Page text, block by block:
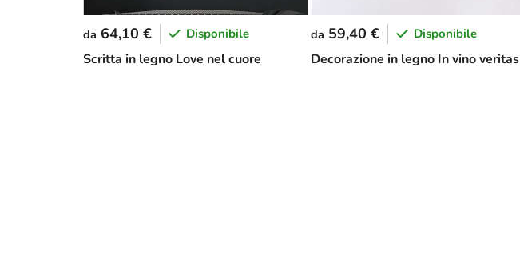
Scritta in legno Love nel cuore
da 64,10 € Disponibile
Decorazione in legno In vino veritas
da 59,40 € Disponibile